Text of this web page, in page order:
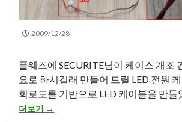
2009/12/28
플웨즈에 SECURITE님이 케이스 개조
요로 하시길래 만들어 드릴 LED 전원
회로도를 기반으로 LED 케이블을 만
k62 튜닝용 LED 제작중
더보기 →